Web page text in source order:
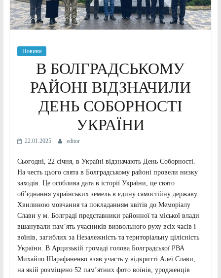
Новини
В БОЛГРАДСЬКОМУ
РАЙОНІ ВІДЗНАЧИЛИ
ДЕНЬ СОБОРНОСТІ
УКРАЇНИ
22.01.2025 editor
Сьогодні, 22 січня, в Україні відзначають День Соборності.
На честь цього свята в Болградському районі провели низку
заходів. Це особлива дата в історії України, це свято
об’єднання українських земель в єдину самостійну державу.
Хвилиною мовчання та покладанням квітів до Меморіалу
Слави у м. Болграді представники районної та міської влади
вшанували пам’ять учасників визвольного руху всіх часів і
воїнів, загиблих за Незалежність та територіальну цілісність
України. В Арцизькій громаді голова Болградської РВА
Михайло Шарафаненко взяв участь у відкритті Алеї Слави,
на якій розміщено 52 пам’ятних фото воїнів, уродженців